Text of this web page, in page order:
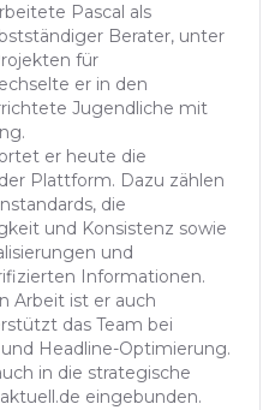
Pascal als
Berater, unter
für
er in den
Jugendliche mit
er heute die
Plattform. Dazu zählen
die
und Konsistenz sowie
und
Informationen.
Arbeit ist er auch
das Team bei
Headline-Optimierung.
in die strategische
eingebunden.